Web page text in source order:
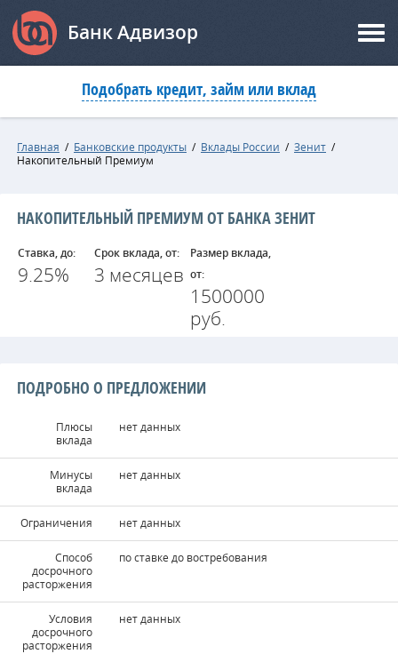
Банк Адвизор
Подобрать кредит, займ или вклад
Главная / Банковские продукты / Вклады России / Зенит /
Накопительный Премиум
НАКОПИТЕЛЬНЫЙ ПРЕМИУМ ОТ БАНКА ЗЕНИТ
Ставка, до:
9.25%
Срок вклада, от:
3 месяцев
Размер вклада,
от:
1500000
руб.
ПОДРОБНО О ПРЕДЛОЖЕНИИ
Плюсы
вклада
нет данных
Минусы
вклада
нет данных
Ограничения нет данных
Способ
досрочного
расторжения
по ставке до востребования
Условия
досрочного
расторжения
нет данных